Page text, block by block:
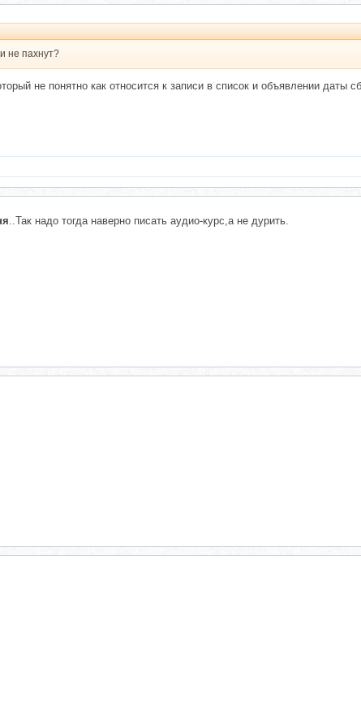
не пахнут?
не понятно как относится к записи в список и объявлении
..Так надо тогда наверно писать аудио-курс,а не дурить.